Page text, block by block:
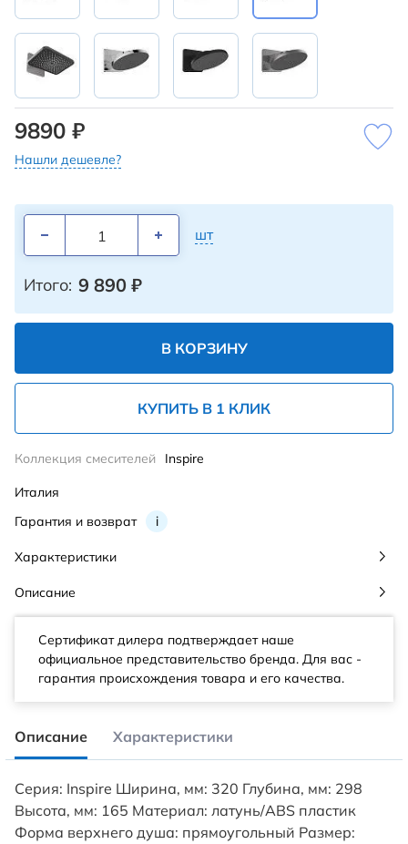
9890 ₽
Нашли дешевле?
шт
Итого: 9 890 ₽
В КОРЗИНУ
КУПИТЬ В 1 КЛИК
Гарантия и возврат i
Коллекция смесителей Inspire
Италия
Характеристики
Описание
Сертификат дилера подтверждает наше
официальное представительство бренда. Для вас -
гарантия происхождения товара и его качества.
Описание Характеристики
Серия: Inspire Ширина, мм: 320 Глубина, мм: 298
Высота, мм: 165 Материал: латунь/ABS пластик
Форма верхнего душа: прямоугольный Размер: